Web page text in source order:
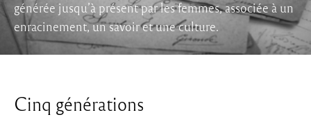
générée jusqu’à présent par les femmes, associée à un
enracinement, un savoir et une culture.
Cinq générations